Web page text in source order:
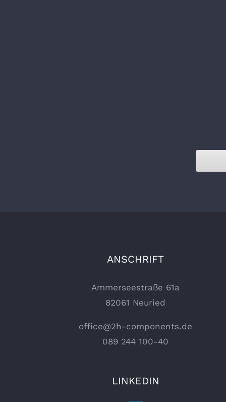
ANSCHRIFT
Ammerseestraße 61a
82061 Neuried
office@2h-components.de
089 244 100-40
LINKEDIN